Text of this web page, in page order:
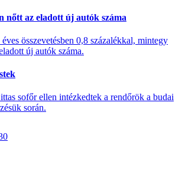
nőtt az eladott új autók száma
összevetésben 0,8 százalékkal, mintegy
új autók száma.
sofőr ellen intézkedtek a rendőrök a budai
során.